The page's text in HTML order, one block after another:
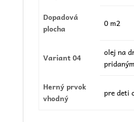
Dopadová
plocha
0 m2
Variant 04
olej na
Herný prvok
vhodný
pre deti